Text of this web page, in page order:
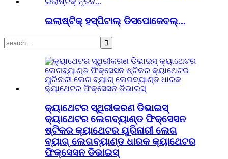
ଇଲାଷ୍ଟିକ୍ ହସ୍ପିଟାଲ୍ ଡିସପୋଜେବଲ୍...
କ୍ୟାଥେଟର ସ୍ଥିରୀକରଣ ଡିଭାଇସ୍
କ୍ୟାଥେଟର ଲେଗବ୍ୟାଣ୍ଡ ଫିକ୍ସେସନ
ଷ୍ଟିକର କ୍ୟାଥେଟର ୟୁରିନାରୀ ଲେଗ
ବ୍ୟାଗ୍ ଲେଗବ୍ୟାଣ୍ଡ ଧାରକ କ୍ୟାଥେଟର
ଫିକ୍ସେସନ ଡିଭାଇସ୍